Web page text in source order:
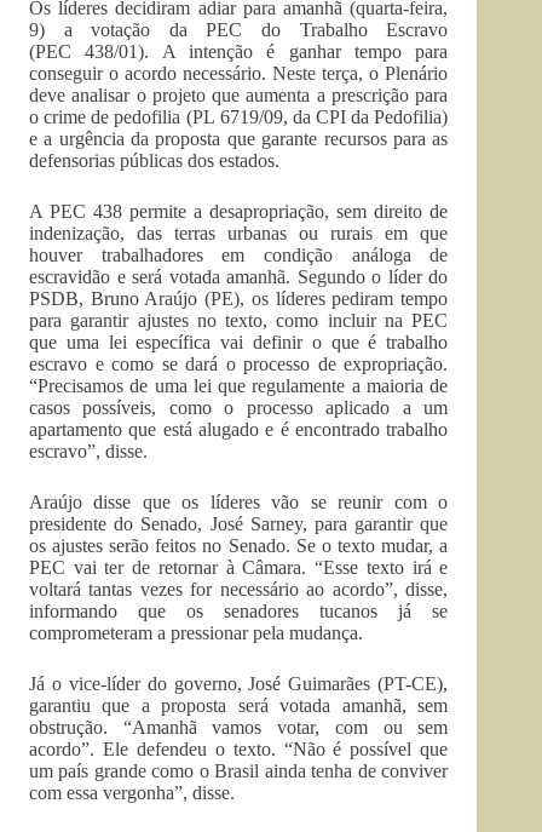
Os líderes decidiram adiar para amanhã (quarta-feira,
9) a votação da PEC do Trabalho Escravo
(PEC 438/01). A intenção é ganhar tempo para
conseguir o acordo necessário. Neste terça, o Plenário
deve analisar o projeto que aumenta a prescrição para
o crime de pedofilia (PL 6719/09, da CPI da Pedofilia)
e a urgência da proposta que garante recursos para as
defensorias públicas dos estados.
A PEC 438 permite a desapropriação, sem direito de
indenização, das terras urbanas ou rurais em que
houver trabalhadores em condição análoga de
escravidão e será votada amanhã. Segundo o líder do
PSDB, Bruno Araújo (PE), os líderes pediram tempo
para garantir ajustes no texto, como incluir na PEC
que uma lei específica vai definir o que é trabalho
escravo e como se dará o processo de expropriação.
“Precisamos de uma lei que regulamente a maioria de
casos possíveis, como o processo aplicado a um
apartamento que está alugado e é encontrado trabalho
escravo”, disse.
Araújo disse que os líderes vão se reunir com o
presidente do Senado, José Sarney, para garantir que
os ajustes serão feitos no Senado. Se o texto mudar, a
PEC vai ter de retornar à Câmara. “Esse texto irá e
voltará tantas vezes for necessário ao acordo”, disse,
informando que os senadores tucanos já se
comprometeram a pressionar pela mudança.
Já o vice-líder do governo, José Guimarães (PT-CE),
garantiu que a proposta será votada amanhã, sem
obstrução. “Amanhã vamos votar, com ou sem
acordo”. Ele defendeu o texto. “Não é possível que
um país grande como o Brasil ainda tenha de conviver
com essa vergonha”, disse.